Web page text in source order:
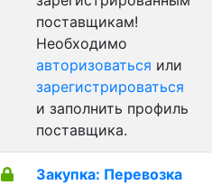
поставщикам!
Необходимо
авторизоваться или
зарегистрироваться
и заполнить профиль
поставщика.
Закупка: Перевозка